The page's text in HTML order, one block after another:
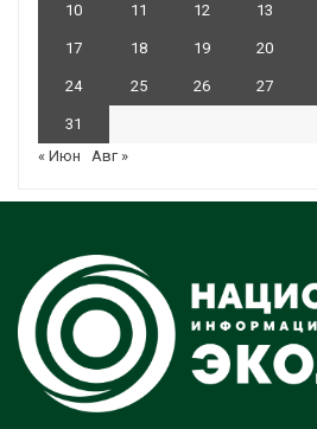
10 11 12 13
17 18 19 20
24 25 26 27
31
« Июн
Авг »